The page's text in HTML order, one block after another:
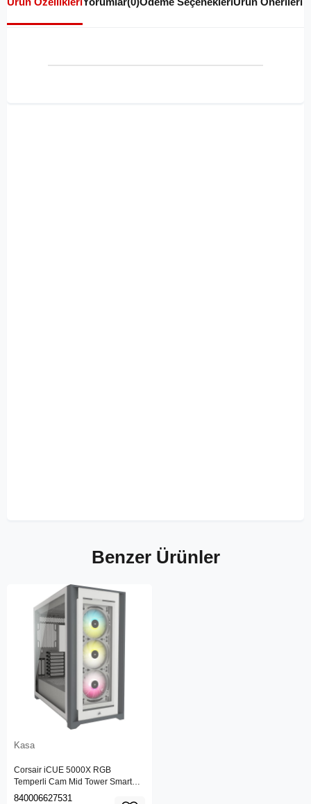
Benzer Ürünler
Kasa
Corsair iCUE 5000X RGB
Temperli Cam Mid Tower Smart
Kasa, Beyaz (CC-9011213-WW)
840006627531